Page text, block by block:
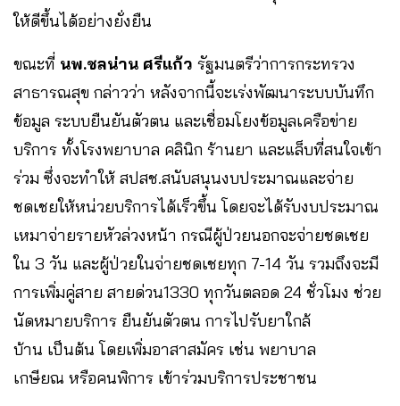
ให้ดีขึ้นได้อย่างยั่งยืน
ขณะที่ นพ.ชลน่าน ศรีแก้ว รัฐมนตรีว่าการกระทรวง
สาธารณสุข กล่าวว่า หลังจากนี้จะเร่งพัฒนาระบบบันทึก
ข้อมูล ระบบยืนยันตัวตน และเชื่อมโยงข้อมูลเครือข่าย
บริการ ทั้งโรงพยาบาล คลินิก ร้านยา และแล็บที่สนใจเข้า
ร่วม ซึ่งจะทำให้ สปสช.สนับสนุนงบประมาณและจ่าย
ชดเชยให้หน่วยบริการได้เร็วขึ้น โดยจะได้รับงบประมาณ
เหมาจ่ายรายหัวล่วงหน้า กรณีผู้ป่วยนอกจะจ่ายชดเชย
ใน 3 วัน และผู้ป่วยในจ่ายชดเชยทุก 7-14 วัน รวมถึงจะมี
การเพิ่มคู่สาย สายด่วน1330 ทุกวันตลอด 24 ชั่วโมง ช่วย
นัดหมายบริการ ยืนยันตัวตน การไปรับยาใกล้
บ้าน เป็นต้น โดยเพิ่มอาสาสมัคร เช่น พยาบาล
เกษียณ หรือคนพิการ เข้าร่วมบริการประชาชน